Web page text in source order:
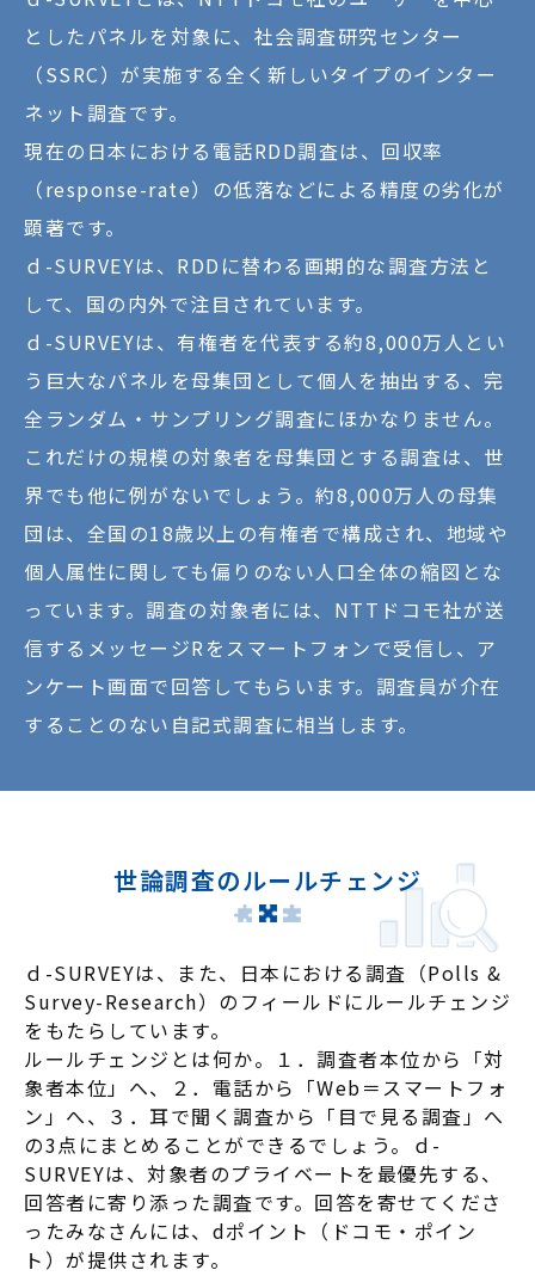
としたパネルを対象に、社会調査研究センター
（SSRC）が実施する全く新しいタイプのインター
ネット調査です。
現在の日本における電話RDD調査は、回収率
（response-rate）の低落などによる精度の劣化が
顕著です。
ｄ-SURVEYは、RDDに替わる画期的な調査方法と
して、国の内外で注目されています。
ｄ-SURVEYは、有権者を代表する約8,000万人とい
う巨大なパネルを母集団として個人を抽出する、完
全ランダム・サンプリング調査にほかなりません。
これだけの規模の対象者を母集団とする調査は、世
界でも他に例がないでしょう。約8,000万人の母集
団は、全国の18歳以上の有権者で構成され、地域や
個人属性に関しても偏りのない人口全体の縮図とな
っています。調査の対象者には、NTTドコモ社が送
信するメッセージRをスマートフォンで受信し、ア
ンケート画面で回答してもらいます。調査員が介在
することのない自記式調査に相当します。
世論調査のルールチェンジ
ｄ-SURVEYは、また、日本における調査（Polls &
Survey-Research）のフィールドにルールチェンジ
をもたらしています。
ルールチェンジとは何か。１．調査者本位から「対
象者本位」へ、２．電話から「Web＝スマートフォ
ン」へ、３．耳で聞く調査から「目で見る調査」へ
の3点にまとめることができるでしょう。ｄ-
SURVEYは、対象者のプライベートを最優先する、
回答者に寄り添った調査です。回答を寄せてくださ
ったみなさんには、dポイント（ドコモ・ポイン
ト）が提供されます。